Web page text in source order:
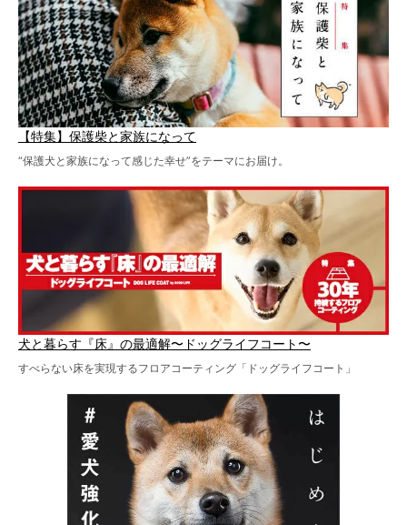
【特集】保護柴と家族になって
“保護犬と家族になって感じた幸せ”をテーマにお届け。
犬と暮らす『床』の最適解〜ドッグライフコート〜
すべらない床を実現するフロアコーティング「ドッグライフコート」